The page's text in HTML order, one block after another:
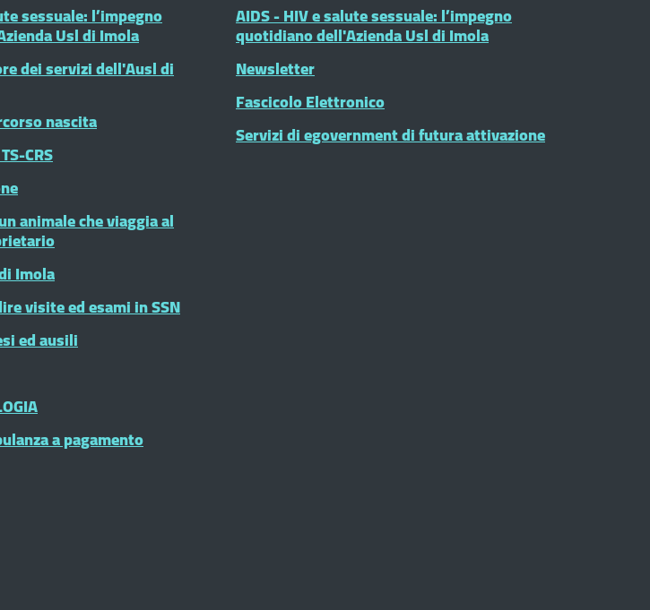
sessuale: l’impegno
Usl di Imola
dei servizi dell'Ausl di
nascita
CRS
animale che viaggia al
Imola
visite ed esami in SSN
ed ausili
a pagamento
AIDS - HIV e salute sessuale: l’impegno
quotidiano dell'Azienda Usl di Imola
Newsletter
Fascicolo Elettronico
Servizi di egovernment di futura attivazione